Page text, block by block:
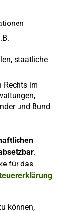
staatliche
Rechts im
und Bund
.
für das
können,